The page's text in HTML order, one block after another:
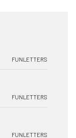
FUNLETTERS
FUNLETTERS
FUNLETTERS